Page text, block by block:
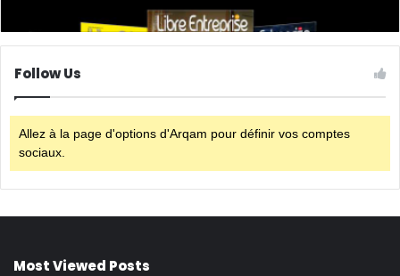
Follow Us
Allez à la page d'options d'Arqam pour définir vos comptes
sociaux.
Most Viewed Posts